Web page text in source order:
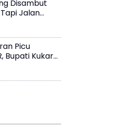
Disambut
Jalan
Picu
Bupati Kukar